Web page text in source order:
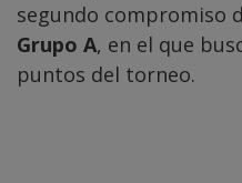
segundo compromiso
Grupo A, en el que
puntos del torneo.